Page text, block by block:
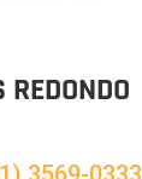
REDONDO